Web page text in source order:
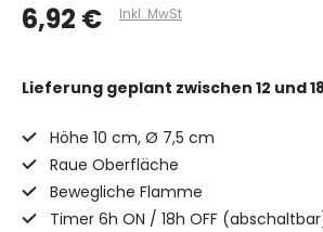
6,92 € Inkl. MwSt
Lieferung geplant zwischen 12 und
Höhe 10 cm, Ø 7,5 cm
Raue Oberfläche
Bewegliche Flamme
Timer 6h ON / 18h OFF